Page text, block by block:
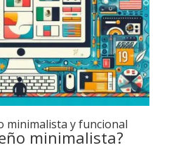
minimalista y funcional
minimalista?